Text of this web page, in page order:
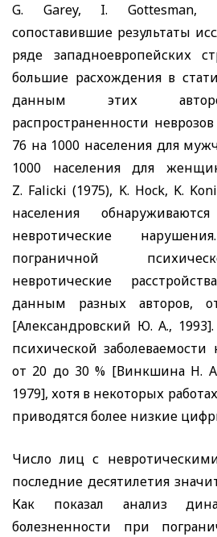
G. Garey, I. Gottesman,
сопоставившие результаты
ряде западноевропейских
большие расхождения в
данным этих
распространенности
76 на 1000 населения для
1000 населения для
Z. Falicki (1975), K. Hock, K.
населения
невротические
пограничной
невротические
данным разных авторов,
[Александровский Ю. А.,
психической заболеваемости
от 20 до 30 % [Винкшина Н.
1979], хотя в некоторых
приводятся более низкие
Число лиц с
последние десятилетия
Как показал анализ
болезненности при